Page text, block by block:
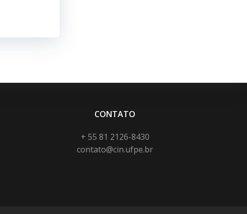
CONTATO
+ 55 81 2126-8430
contato@cin.ufpe.br